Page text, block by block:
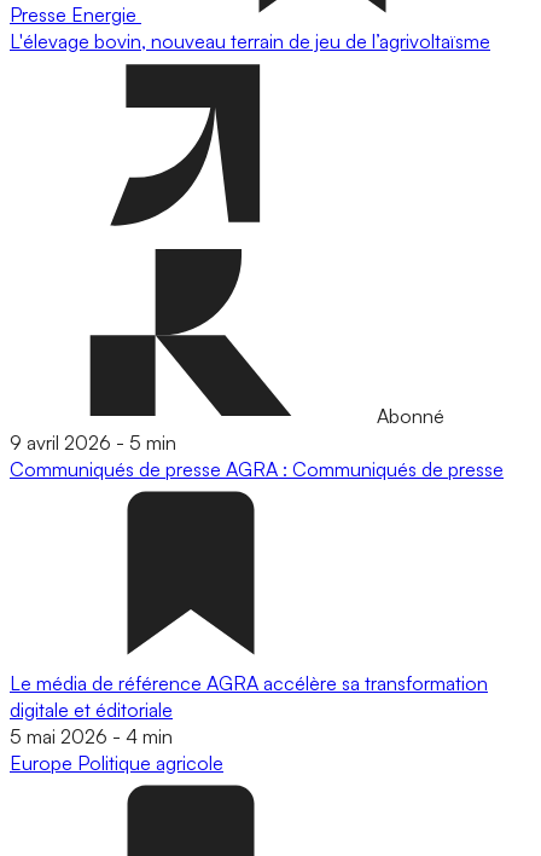
Presse Energie
L'élevage bovin, nouveau terrain de jeu de l’agrivoltaïsme
Abonné
9 avril 2026 - 5 min
Communiqués de presse AGRA : Communiqués de presse
Le média de référence AGRA accélère sa transformation
digitale et éditoriale
5 mai 2026 - 4 min
Europe Politique agricole